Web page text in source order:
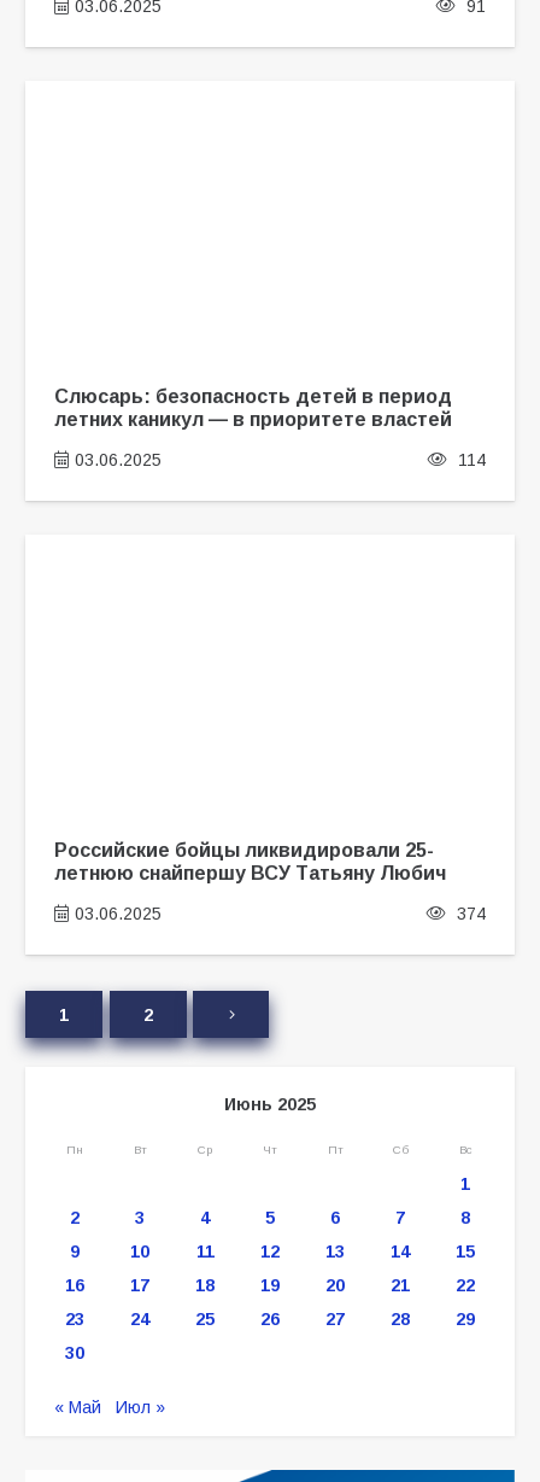
03.06.2025 91
Слюсарь: безопасность детей в период
летних каникул — в приоритете властей
03.06.2025 114
Российские бойцы ликвидировали 25-
летнюю снайпершу ВСУ Татьяну Любич
03.06.2025 374
1 2
Июнь 2025
Пн Вт Ср Чт Пт Сб Вс
1
2
3 4 5 6 7
8
9
10 11 12 13 14
15
16
17 18 19 20 21
22
23
24 25 26 27 28
29
30
« Май Июл »